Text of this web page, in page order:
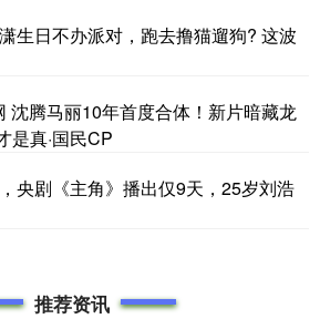
生日不办派对，跑去撸猫遛狗? 这波
沈腾马丽10年首度合体！新片暗藏龙
是真·国民CP
央剧《主角》播出仅9天，25岁刘浩
推荐资讯